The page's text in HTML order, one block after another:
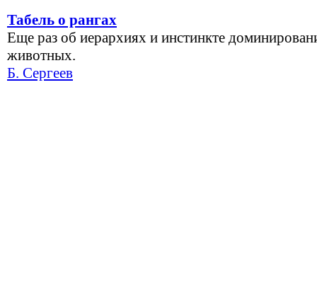
Табель о рангах
Еще раз об иерархиях и инстинкте
животных.
Б. Сергеев